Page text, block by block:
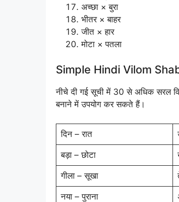
अच्छा × बुरा
भीतर × बाहर
जीत × हार
मोटा × पतला
Simple Hindi Vilom
नीचे दी गई सूची में 30 से अधिक सरल
बनाने में उपयोग कर सकते हैं।
दिन – रात
बड़ा – छोटा
गीला – सूखा
नया – पुराना